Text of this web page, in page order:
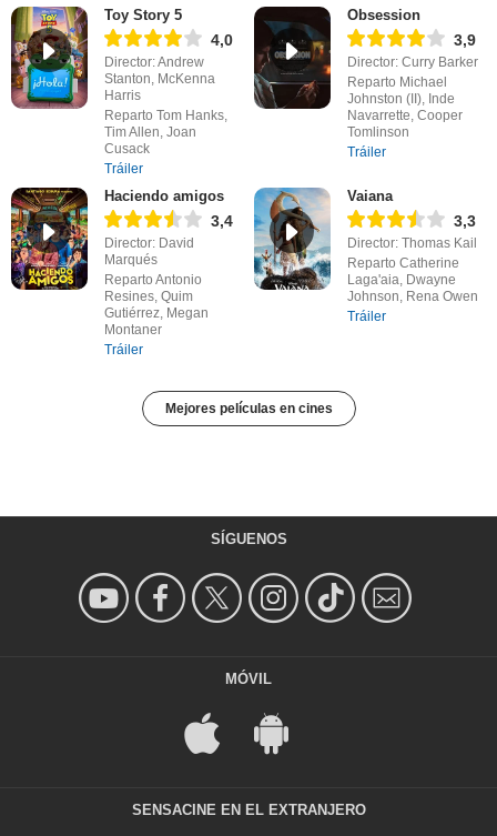
Toy Story 5
4,0
Director: Andrew
Stanton, McKenna
Harris
Reparto Tom Hanks,
Tim Allen, Joan
Cusack
Tráiler
Obsession
3,9
Director: Curry Barker
Reparto Michael
Johnston (II), Inde
Navarrette, Cooper
Tomlinson
Tráiler
Haciendo amigos
3,4
Director: David
Marqués
Reparto Antonio
Resines, Quim
Gutiérrez, Megan
Montaner
Tráiler
Vaiana
3,3
Director: Thomas Kail
Reparto Catherine
Laga'aia, Dwayne
Johnson, Rena Owen
Tráiler
Mejores películas en cines
SÍGUENOS
MÓVIL
SENSACINE EN EL EXTRANJERO